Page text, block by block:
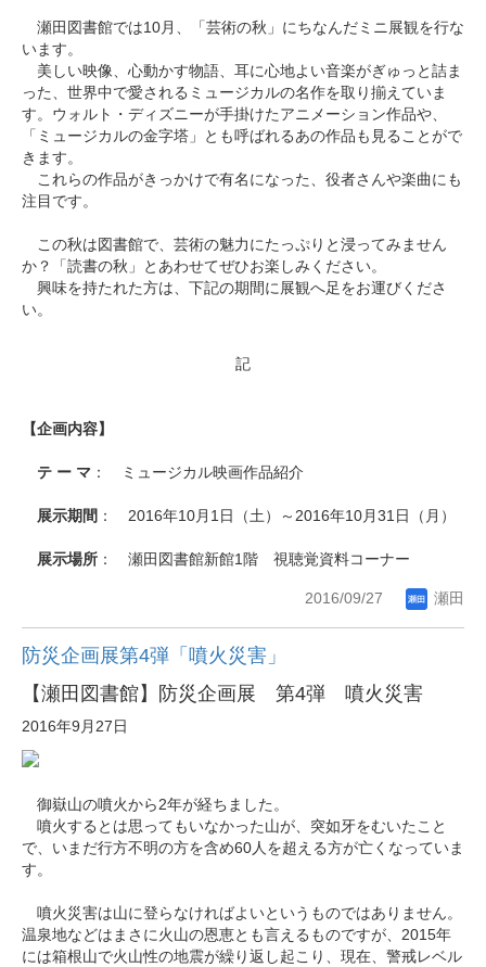
瀬田図書館では10月、「芸術の秋」にちなんだミニ展観を行な
います。
美しい映像、心動かす物語、耳に心地よい音楽がぎゅっと詰ま
った、世界中で愛されるミュージカルの名作を取り揃えていま
す。ウォルト・ディズニーが手掛けたアニメーション作品や、
「ミュージカルの金字塔」とも呼ばれるあの作品も見ることがで
きます。
これらの作品がきっかけで有名になった、役者さんや楽曲にも
注目です。
この秋は図書館で、芸術の魅力にたっぷりと浸ってみません
か？「読書の秋」とあわせてぜひお楽しみください。
興味を持たれた方は、下記の期間に展観へ足をお運びくださ
い。
記
【企画内容】
テ ー マ ： ミュージカル映画作品紹介
展示期間 ： 2016年10月1日（土）～2016年10月31日（月）
展示場所 ： 瀬田図書館新館1階 視聴覚資料コーナー
2016/09/27 瀬田
防災企画展第4弾「噴火災害」
【瀬田図書館】防災企画展 第4弾 噴火災害
2016年9月27日
御嶽山の噴火から2年が経ちました。
噴火するとは思ってもいなかった山が、突如牙をむいたこと
で、いまだ行方不明の方を含め60人を超える方が亡くなっていま
す。
噴火災害は山に登らなければよいというものではありません。
温泉地などはまさに火山の恩恵とも言えるものですが、2015年
には箱根山で火山性の地震が繰り返し起こり、現在、警戒レベル